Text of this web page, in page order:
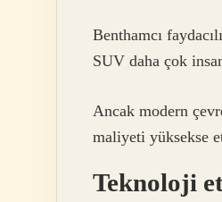
Benthamcı
SUV daha çok
Ancak modern
maliyeti yüksekse
Teknoloji